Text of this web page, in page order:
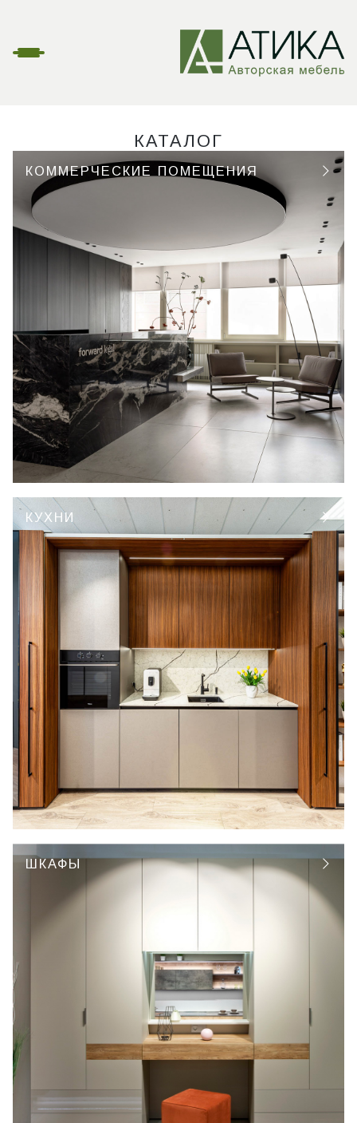
КАТАЛОГ
КОММЕРЧЕСКИЕ ПОМЕЩЕНИЯ
КУХНИ
ШКАФЫ